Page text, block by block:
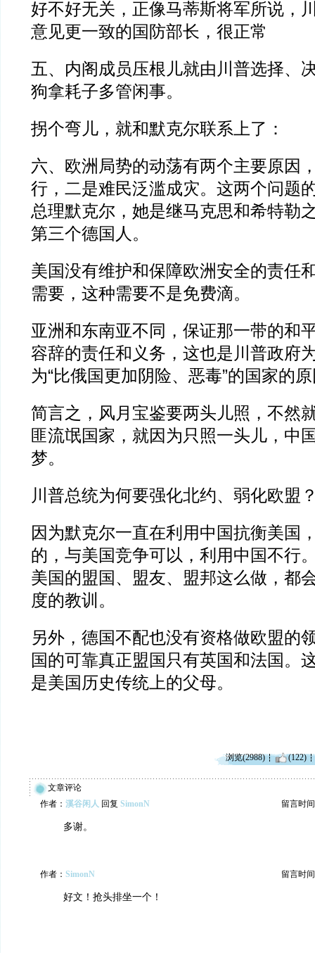
好不好无关，正像马蒂斯将军所说，
意见更一致的国防部长，很正常
五、内阁成员压根儿就由川普选择、
狗拿耗子多管闲事。
拐个弯儿，就和默克尔联系上了：
六、欧洲局势的动荡有两个主要原因
行，二是难民泛滥成灾。这两个问题
总理默克尔，她是继马克思和希特勒
第三个德国人。
美国没有维护和保障欧洲安全的责任
需要，这种需要不是免费滴。
亚洲和东南亚不同，保证那一带的和
容辞的责任和义务，这也是川普政府
为“比俄国更加阴险、恶毒”的国家的
简言之，风月宝鉴要两头儿照，不然
匪流氓国家，就因为只照一头儿，中
梦。
川普总统为何要强化北约、弱化欧盟
因为默克尔一直在利用中国抗衡美国
的，与美国竞争可以，利用中国不行
美国的盟国、盟友、盟邦这么做，都
度的教训。
另外，德国不配也没有资格做欧盟的
国的可靠真正盟国只有英国和法国。
是美国历史传统上的父母。
浏览(2988) (122)
文章评论
作者： 溪谷闲人 回复 SimonN 留言时
多谢。
作者： SimonN 留言时
好文！抢头排坐一个！